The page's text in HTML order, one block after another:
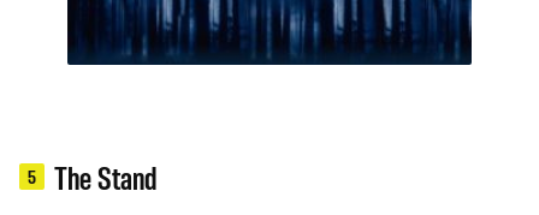
5 The Stand